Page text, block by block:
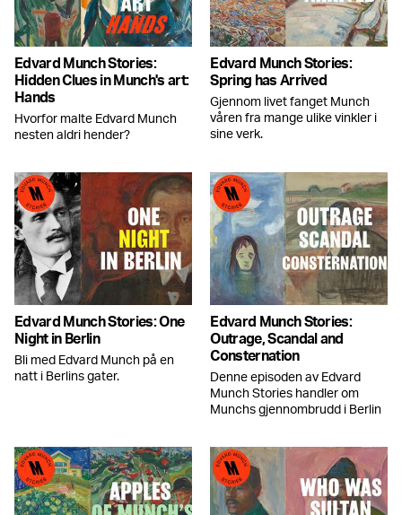
Edvard Munch Stories:
Hidden Clues in Munch's art:
Hands
Hvorfor malte Edvard Munch
nesten aldri hender?
Edvard Munch Stories:
Spring has Arrived
Gjennom livet fanget Munch
våren fra mange ulike vinkler i
sine verk.
Edvard Munch Stories: One
Night in Berlin
Bli med Edvard Munch på en
natt i Berlins gater.
Edvard Munch Stories:
Outrage, Scandal and
Consternation
Denne episoden av Edvard
Munch Stories handler om
Munchs gjennombrudd i Berlin